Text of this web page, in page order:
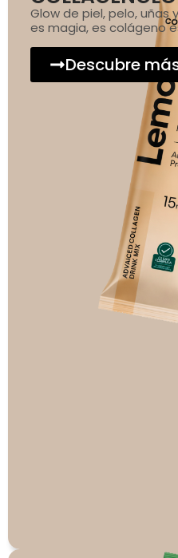
Glow de piel, pelo, uñas
es magia, es colágeno
Descubre